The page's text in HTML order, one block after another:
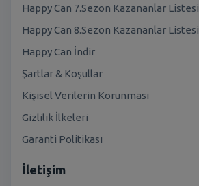
Happy Can 7.Sezon Kazananlar Listesi
Happy Can 8.Sezon Kazananlar Listesi
Happy Can İndir
Şartlar & Koşullar
Kişisel Verilerin Korunması
Gizlilik İlkeleri
Garanti Politikası
İletişim